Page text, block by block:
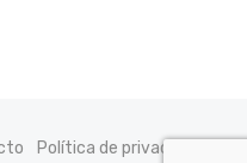
Política de privacidad